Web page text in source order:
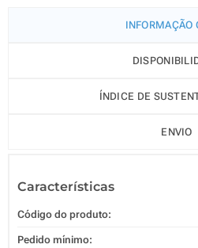
INFORMAÇÃO
ÍNDICE DE
ENVIO
Características
Código do produto:
Pedido mínimo: